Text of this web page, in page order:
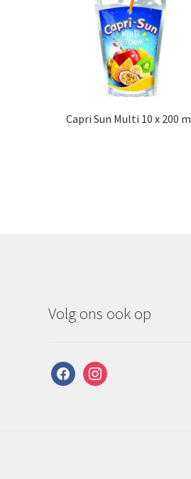
Capri Sun Multi 10 x 200
Volg ons ook op
facebookinstagram